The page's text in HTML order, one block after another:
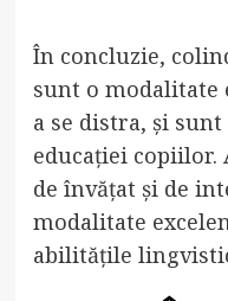
În concluzie,
sunt o modalitate
a se distra, și
educației copiilor.
de învățat și de
modalitate
abilitățile